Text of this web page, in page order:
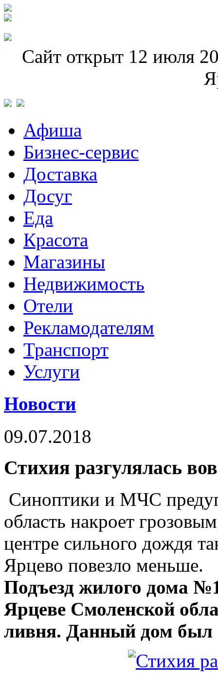
Сайт открыт 12 июля
Афиша
Бизнес-сервис
Доставка
Досуг
Еда
Красота
Магазины
Недвижимость
Отели
Рекламодателям
Транспорт
Услуги
Новости
09.07.2018
Стихия разгулялась
Синоптики и МЧС
область накроет
центре сильного дождя
Ярцево повезло меньше.
Подъезд жилого дома
Ярцеве Смоленской
ливня. Данный дом был